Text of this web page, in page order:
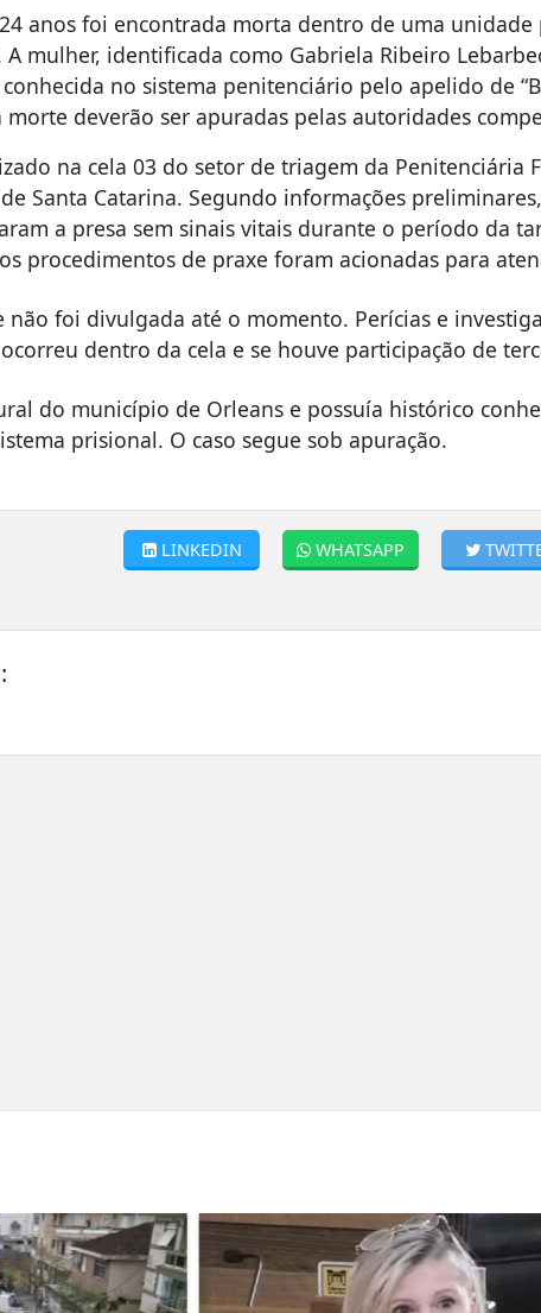
anos foi encontrada morta dentro de uma
A mulher, identificada como Gabriela Ribeiro
no sistema penitenciário pelo apelido de
morte deverão ser apuradas pelas autoridades
na cela 03 do setor de triagem da Penitenciária
Santa Catarina. Segundo informações
a presa sem sinais vitais durante o período da
procedimentos de praxe foram acionadas para
não foi divulgada até o momento. Perícias e
dentro da cela e se houve participação de
do município de Orleans e possuía histórico
prisional. O caso segue sob apuração.
WHATSAPP
LINKEDIN